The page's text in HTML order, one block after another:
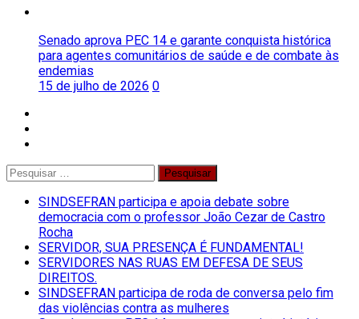
Senado aprova PEC 14 e garante conquista histórica
para agentes comunitários de saúde e de combate às
endemias
15 de julho de 2026 0
Pesquisar
por:
SINDSEFRAN participa e apoia debate sobre
democracia com o professor João Cezar de Castro
Rocha
SERVIDOR, SUA PRESENÇA É FUNDAMENTAL!
SERVIDORES NAS RUAS EM DEFESA DE SEUS
DIREITOS.
SINDSEFRAN participa de roda de conversa pelo fim
das violências contra as mulheres